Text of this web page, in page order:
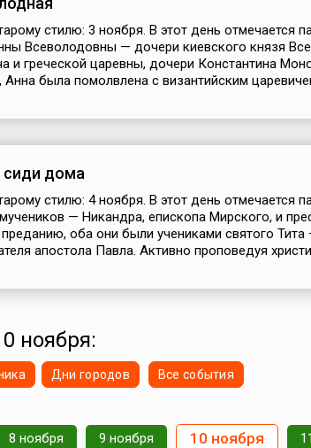
стилю: 3 ноября. В этот день отмечается
Всеволодовны — дочери киевского князя
и греческой царевны, дочери Константина
была помолвлена с византийским
дома
стилю: 4 ноября. В этот день отмечается
— Никандра, епископа Мирского, и
оба они были учениками святого Тита
апостола Павла. Активно проповедуя
ноября:
Дни городов Все события
8 ноября 9 ноября 10 ноября